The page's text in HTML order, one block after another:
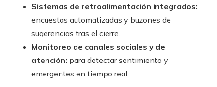
Sistemas de retroalimentación integrados:
encuestas automatizadas y buzones de
sugerencias tras el cierre.
Monitoreo de canales sociales y de
atención: para detectar sentimiento y
emergentes en tiempo real.